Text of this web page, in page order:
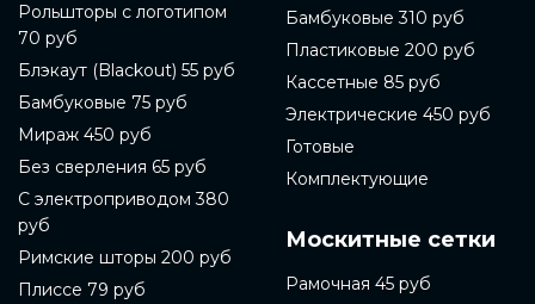
Рольшторы с логотипом
70 руб
Блэкаут (Blackout) 55 руб
Бамбуковые 75 руб
Мираж 450 руб
Без сверления 65 руб
С электроприводом 380
руб
Римские шторы 200 руб
Плиссе 79 руб
Бамбуковые 310 руб
Пластиковые 200 руб
Кассетные 85 руб
Электрические 450 руб
Готовые
Комплектующие
Москитные сетки
Рамочная 45 руб